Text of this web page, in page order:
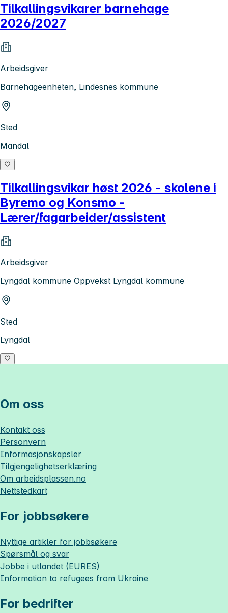
Tilkallingsvikarer barnehage
2026/2027
Arbeidsgiver
Barnehageenheten, Lindesnes kommune
Sted
Mandal
Tilkallingsvikar høst 2026 - skolene i
Byremo og Konsmo -
Lærer/fagarbeider/assistent
Arbeidsgiver
Lyngdal kommune Oppvekst Lyngdal kommune
Sted
Lyngdal
Om oss
Kontakt oss
Personvern
Informasjonskapsler
Tilgjengelighetserklæring
Om arbeidsplassen.no
Nettstedkart
For jobbsøkere
Nyttige artikler for jobbsøkere
Spørsmål og svar
Jobbe i utlandet (EURES)
Information to refugees from Ukraine
For bedrifter